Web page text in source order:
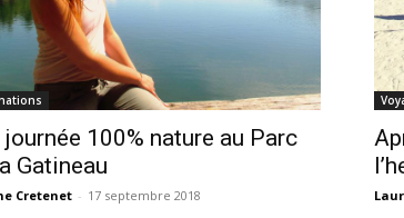
journée 100% nature au Parc
Gatineau
Cretenet - 17 septembre 2018